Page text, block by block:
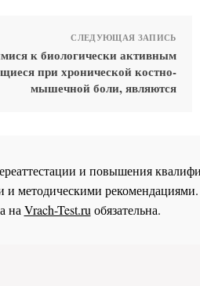
СЛЕДУЮЩАЯ ЗАПИСЬ
к биологически активным
при хронической костно-
мышечной боли, являются
и повышения
методическими рекомендациями.
наVrach-Test.ruобязательна.